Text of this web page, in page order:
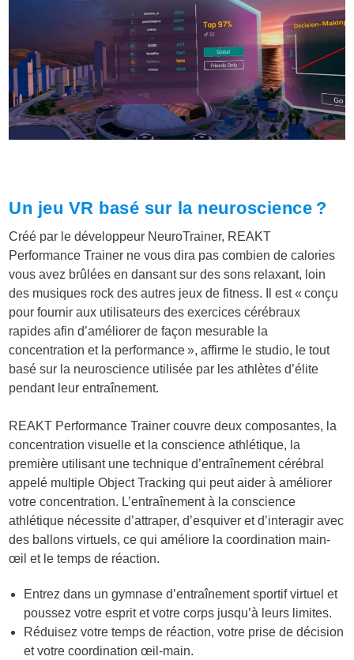
Un jeu VR basé sur la neuroscience ?
Créé par le développeur NeuroTrainer, REAKT
Performance Trainer ne vous dira pas combien de calories
vous avez brûlées en dansant sur des sons relaxant, loin
des musiques rock des autres jeux de fitness. Il est « conçu
pour fournir aux utilisateurs des exercices cérébraux
rapides afin d’améliorer de façon mesurable la
concentration et la performance », affirme le studio, le tout
basé sur la neuroscience utilisée par les athlètes d’élite
pendant leur entraînement.
REAKT Performance Trainer couvre deux composantes, la
concentration visuelle et la conscience athlétique, la
première utilisant une technique d’entraînement cérébral
appelé multiple Object Tracking qui peut aider à améliorer
votre concentration. L’entraînement à la conscience
athlétique nécessite d’attraper, d’esquiver et d’interagir avec
des ballons virtuels, ce qui améliore la coordination main-
œil et le temps de réaction.
Entrez dans un gymnase d’entraînement sportif virtuel et
poussez votre esprit et votre corps jusqu’à leurs limites.
Réduisez votre temps de réaction, votre prise de décision
et votre coordination œil-main.